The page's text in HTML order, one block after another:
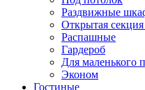
Раздвижные
Открытая
Распашные
Гардероб
Для маленького
Эконом
Гостиные